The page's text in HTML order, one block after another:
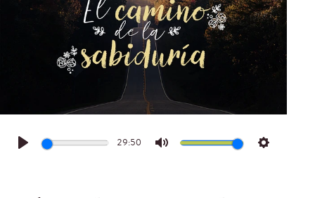
Play
29:50
Mute Settings